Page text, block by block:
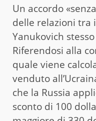
Un accordo
delle relazioni tra
Yanukovich
Riferendosi alla
quale viene
venduto
che la Russia
sconto di 100